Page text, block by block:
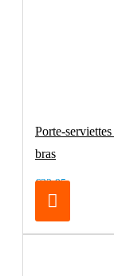
Porte-
bras
€32.95